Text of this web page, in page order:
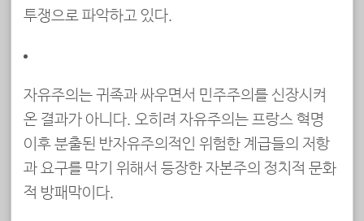
투쟁으로 파악하고 있다.
자유주의는 귀족과 싸우면서 민주주의를 신장시켜
온 결과가 아니다. 오히려 자유주의는 프랑스 혁명
이후 분출된 반자유주의적인 위험한 계급들의 저항
과 요구를 막기 위해서 등장한 자본주의 정치적 문화
적 방패막이다.